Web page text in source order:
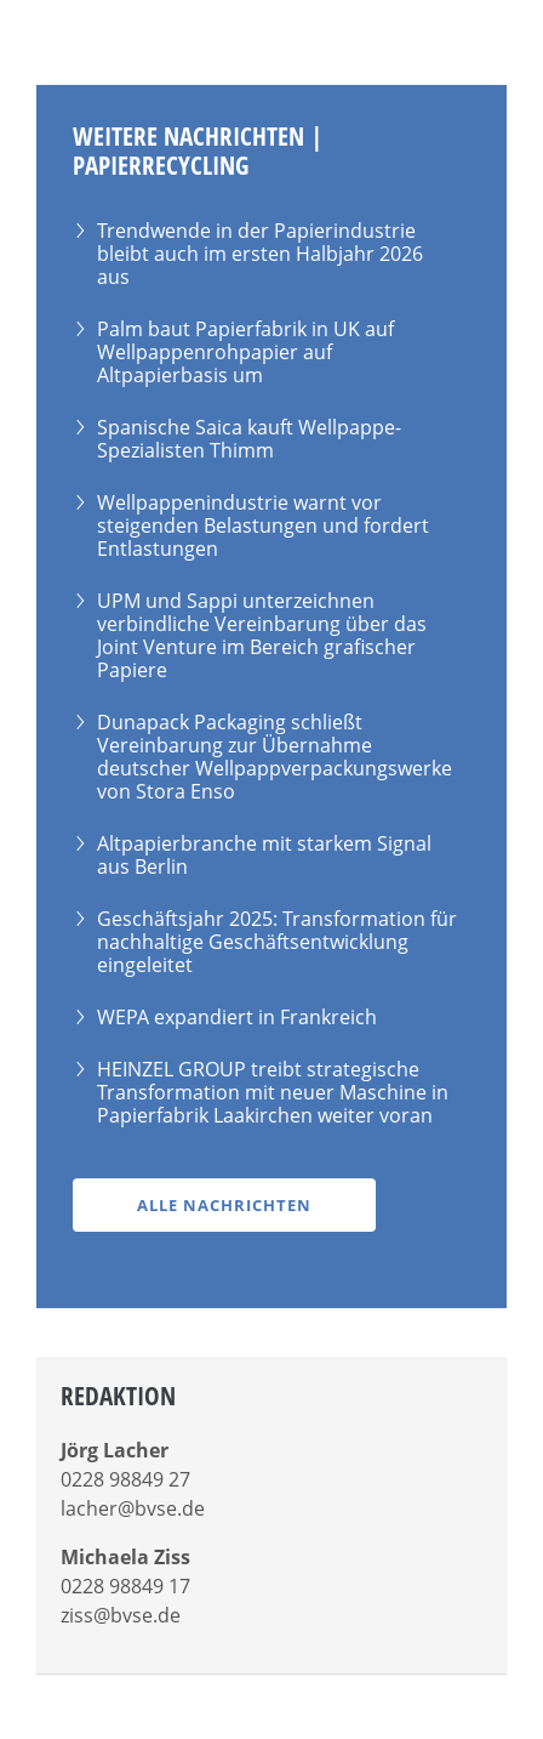
WEITERE NACHRICHTEN |
PAPIERRECYCLING
Trendwende in der Papierindustrie
bleibt auch im ersten Halbjahr 2026
aus
Palm baut Papierfabrik in UK auf
Wellpappenrohpapier auf
Altpapierbasis um
Spanische Saica kauft Wellpappe-
Spezialisten Thimm
Wellpappenindustrie warnt vor
steigenden Belastungen und fordert
Entlastungen
UPM und Sappi unterzeichnen
verbindliche Vereinbarung über das
Joint Venture im Bereich grafischer
Papiere
Dunapack Packaging schließt
Vereinbarung zur Übernahme
deutscher Wellpappverpackungswerke
von Stora Enso
Altpapierbranche mit starkem Signal
aus Berlin
Geschäftsjahr 2025: Transformation für
nachhaltige Geschäftsentwicklung
eingeleitet
WEPA expandiert in Frankreich
HEINZEL GROUP treibt strategische
Transformation mit neuer Maschine in
Papierfabrik Laakirchen weiter voran
ALLE NACHRICHTEN
REDAKTION
Jörg Lacher
0228 98849 27
lacher@bvse.de
Michaela Ziss
0228 98849 17
ziss@bvse.de